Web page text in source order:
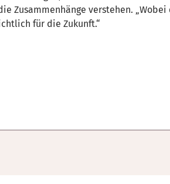
Zusammenhänge verstehen.
für die Zukunft.“